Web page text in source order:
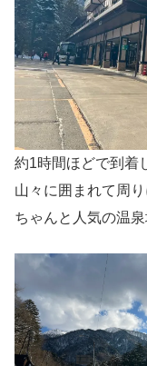
約1時間ほどで到着
山々に囲まれて周
ちゃんと人気の温